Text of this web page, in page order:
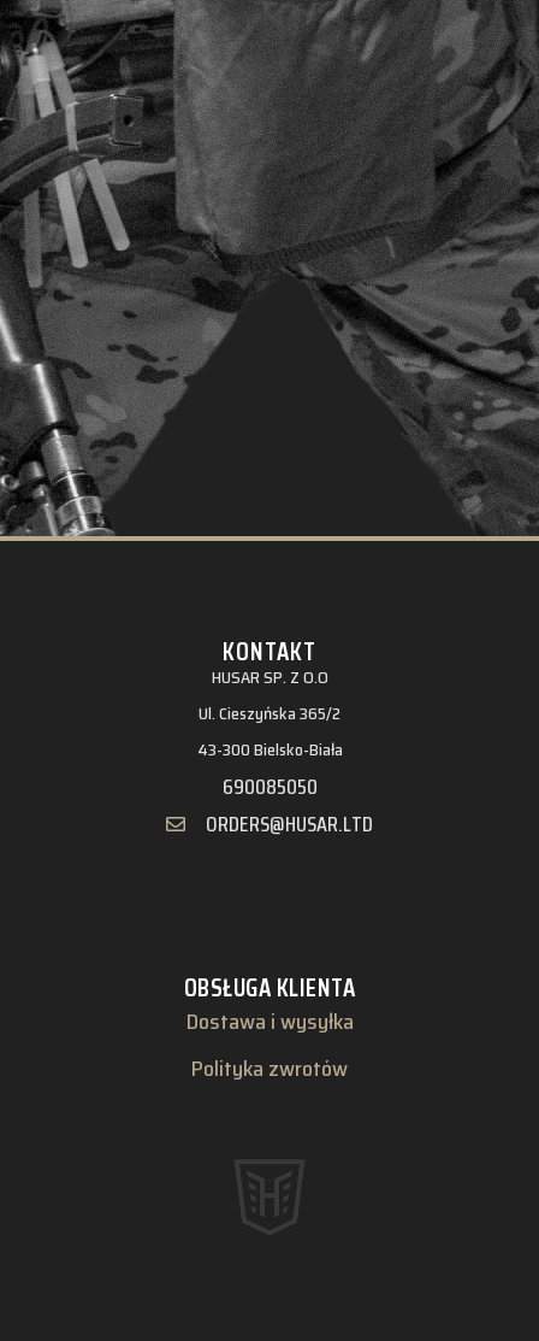
KONTAKT
HUSAR SP. Z O.O
Ul. Cieszyńska 365/2
43-300 Bielsko-Biała
690085050
ORDERS@HUSAR.LTD
OBSŁUGA KLIENTA
Dostawa i wysyłka
Polityka zwrotów